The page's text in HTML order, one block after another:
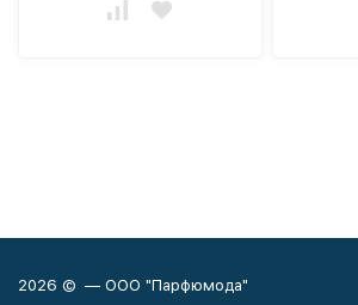
2026 © — ООО "Парфюмода"